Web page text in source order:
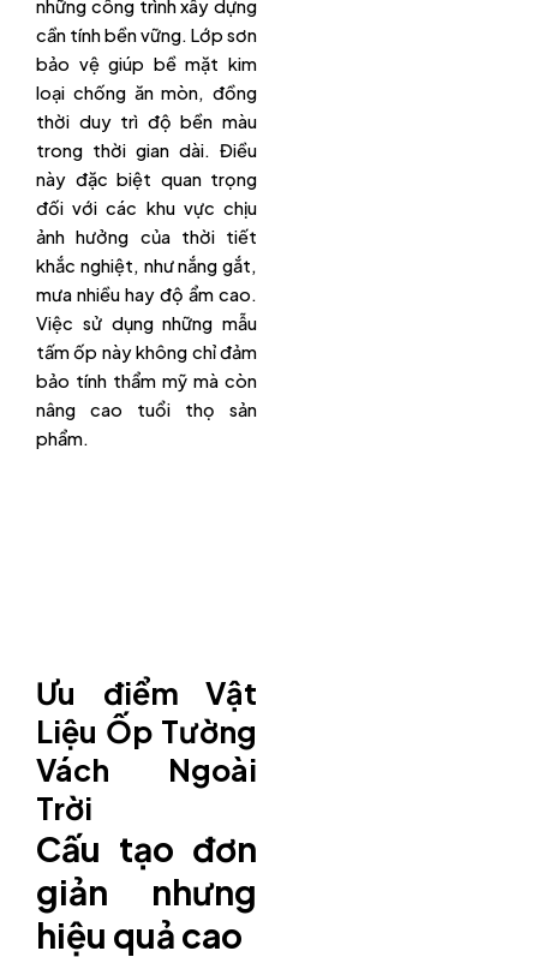
những công trình xây dựng
cần tính bền vững. Lớp sơn
bảo vệ giúp bề mặt kim
loại chống ăn mòn, đồng
thời duy trì độ bền màu
trong thời gian dài. Điều
này đặc biệt quan trọng
đối với các khu vực chịu
ảnh hưởng của thời tiết
khắc nghiệt, như nắng gắt,
mưa nhiều hay độ ẩm cao.
Việc sử dụng những mẫu
tấm ốp này không chỉ đảm
bảo tính thẩm mỹ mà còn
nâng cao tuổi thọ sản
phẩm.
Ưu điểm Vật
Liệu Ốp Tường
Vách Ngoài
Trời
Cấu tạo đơn
giản nhưng
hiệu quả cao